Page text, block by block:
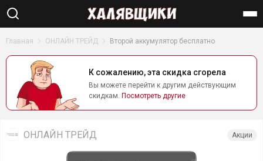
Главная ОНЛАЙН ТРЕЙД Второй аккумулятор бесплатно
К сожалению, эта скидка сгорела
Вы можете перейти к другим действующим
скидкам. Посмотреть другие
ОНЛАЙН ТРЕЙД Акции